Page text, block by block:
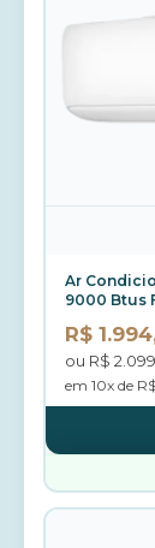
Ar
9000 Btus
R$
ou R$
em 10x de